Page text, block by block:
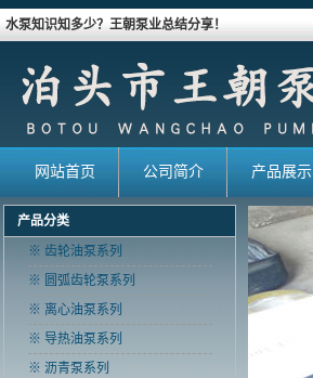
水泵知识知多少？王朝泵业总结分享！
网站首页 公司简介 产品展示
产品分类
※ 齿轮油泵系列
※ 圆弧齿轮泵系列
※ 离心油泵系列
※ 导热油泵系列
※ 沥青泵系列